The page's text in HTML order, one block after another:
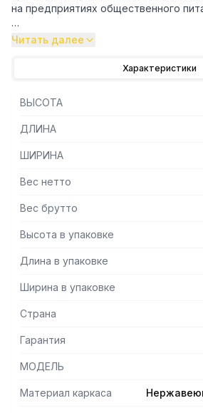
на предприятиях общественного
Особенности:
— Стеллаж технологический
— Четыре сплошные полки из
AISI 304 толщиной 0,8 мм
— Расстояние между полками
мм
— Стеллаж поставляется в
Читать далее
Характеристики
ВЫСОТА
ДЛИНА
ШИРИНА
Вес нетто
Вес брутто
Высота в упаковке
Длина в упаковке
Ширина в упаковке
Страна
Гарантия
МОДЕЛЬ
Материал каркаса